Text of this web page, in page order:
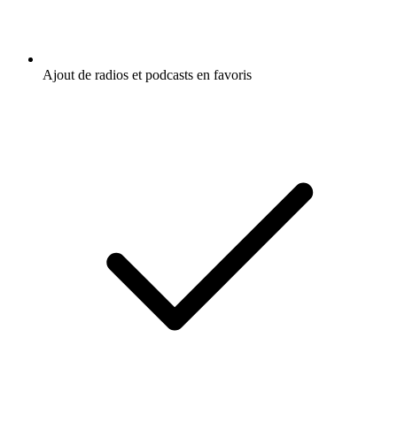
Ajout de radios et podcasts en favoris